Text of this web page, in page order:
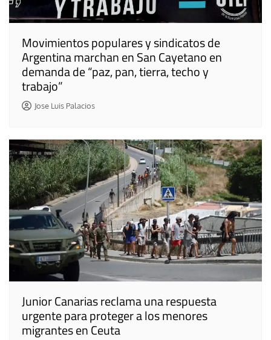
Movimientos populares y sindicatos de
Argentina marchan en San Cayetano en
demanda de “paz, pan, tierra, techo y
trabajo”
Jose Luis Palacios
Junior Canarias reclama una respuesta
urgente para proteger a los menores
migrantes en Ceuta